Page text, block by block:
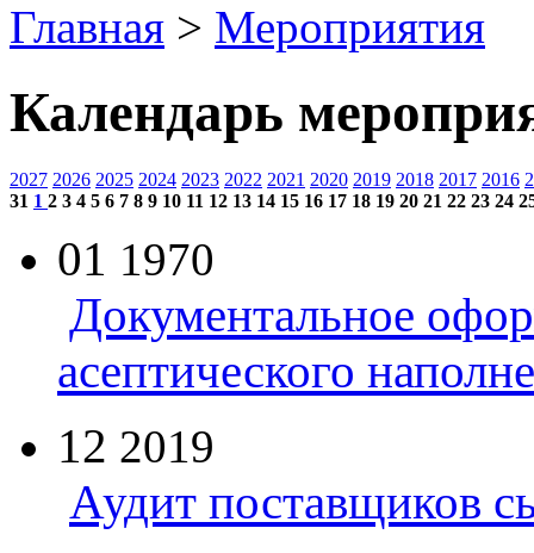
Главная > Мероприятия
Календарь
2027 2026 2025 2024 2023 2022 2021 2020 2019 2018 2017 2016
31 1 2 3 4 5 6 7 8 9 10 11 12 13 14 15 16 17 18 19 20 21 22 23 24
01 1970
Документальное
асептического
12 2019
Аудит поставщиков